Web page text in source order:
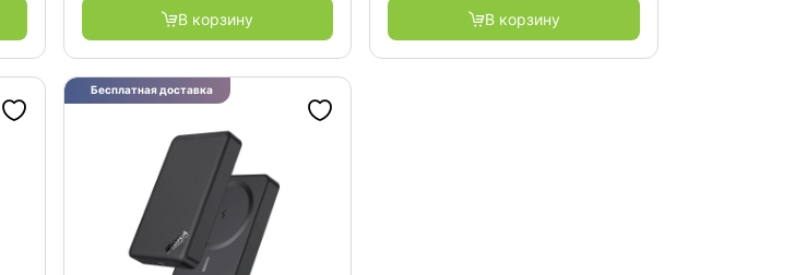
В корзину В корзину
Бесплатная доставка